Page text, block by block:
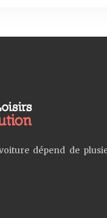
voiture dépend de